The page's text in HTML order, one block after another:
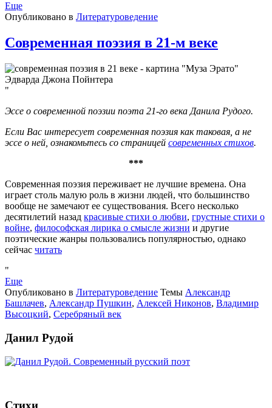
Еще
Опубликовано в Литературоведение
Современная поэзия в 21-м веке
Эссе о современной поэзии поэта 21-го века Данила Рудого.
Если Вас интересует современная поэзия как таковая, а не
эссе о ней, ознакомьтесь со страницей современных стихов.
***
Современная поэзия переживает не лучшие времена. Она
играет столь малую роль в жизни людей, что большинство
вообще не замечают ее существования. Всего несколько
десятилетий назад красивые стихи о любви, грустные стихи о
войне, философская лирика о смысле жизни и другие
поэтические жанры пользовались популярностью, однако
сейчас читать
Еще
Опубликовано в Литературоведение Темы Александр
Башлачев, Александр Пушкин, Алексей Никонов, Владимир
Высоцкий, Серебряный век
Данил Рудой